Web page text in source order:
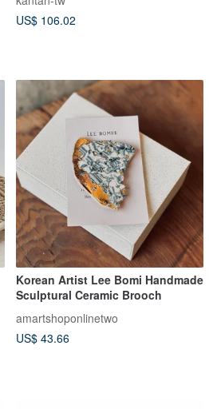
US$ 106.02
Korean Artist Lee Bomi Handmade
Sculptural Ceramic Brooch
amartshoponlinetwo
US$ 43.66